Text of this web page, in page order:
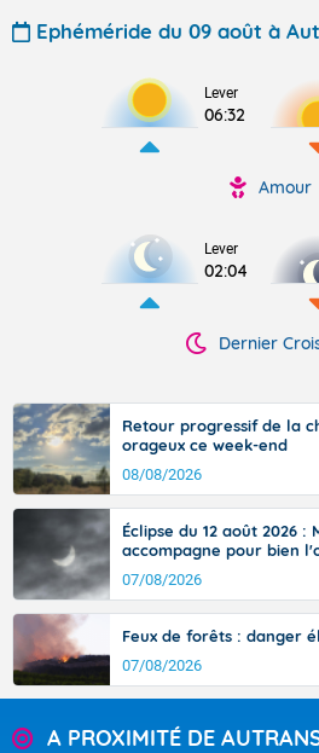
Ephéméride du 09 août à
Lever
06:32
Amour
Lever
02:04
Dernier
Retour progressif de la
orageux ce week-end
08/08/2026
Éclipse du 12 août 2026 :
accompagne pour bien
07/08/2026
Feux de forêts : danger
07/08/2026
A PROXIMITÉ DE